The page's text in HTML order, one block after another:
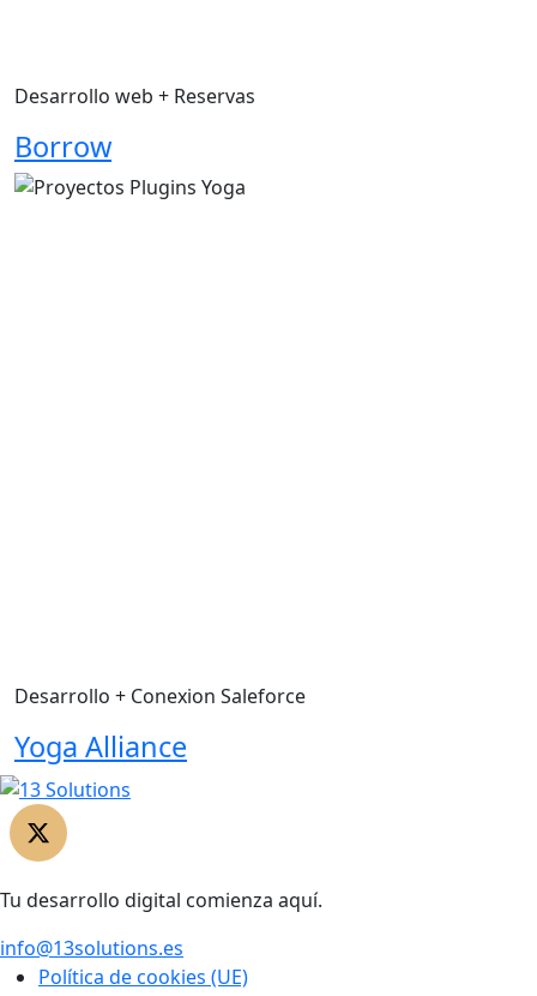
Desarrollo web + Reservas
Borrow
Desarrollo + Conexion Saleforce
Yoga Alliance
Tu desarrollo digital comienza aquí.
info@13solutions.es
Política de cookies (UE)